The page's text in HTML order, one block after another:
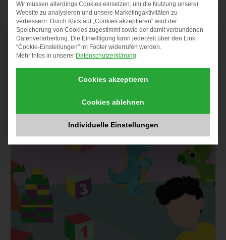
Senior*innen Brunch
DATENSCHUTZ-
Wir müssen allerdings Cookies einsetzen, um die Nutzung unserer
Website zu analysieren und unsere Marketingaktivitäten zu
verbessern. Durch Klick auf „Cookies akzeptieren“ wird der
Speicherung von Cookies zugestimmt sowie der damit verbundenen
Datenverarbeitung. Die Einwilligung kann jederzeit über den Link
"Cookie-Einstellungen" im Footer widerrufen werden.
Mehr Infos in unserer Datenschutzerklärung.
Cookies akzeptieren
Cookies ablehnen
Individuelle Einstellungen